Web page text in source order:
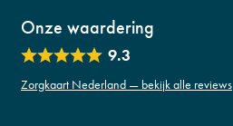
Onze waardering
9.3
Zorgkaart Nederland — bekijk alle reviews